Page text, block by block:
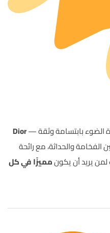
الضوء بابتسامة وثقة —Dior
الفخامة والحداثة، مع رائحة
يريد أن يكونمميزًا في كل